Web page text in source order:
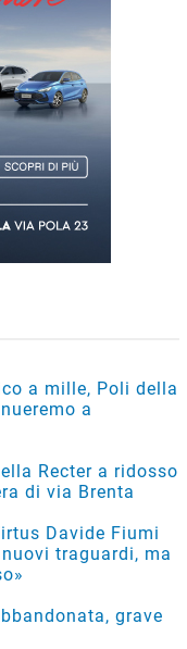
a mille, Poli della
a
Recter a ridosso
di via Brenta
Davide Fiumi
traguardi, ma
grave